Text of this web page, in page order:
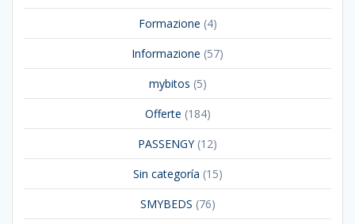
Formazione (4)
Informazione (57)
mybitos (5)
Offerte (184)
PASSENGY(12)
Sin categoría (15)
SMYBEDS (76)